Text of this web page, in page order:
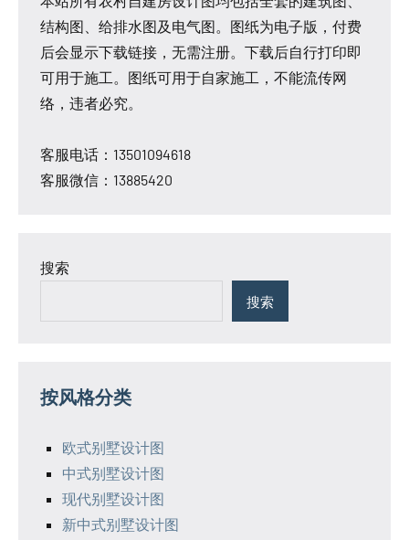
结构图、给排水图及电气图。图纸为电子版，付费
后会显示下载链接，无需注册。下载后自行打印即
可用于施工。图纸可用于自家施工，不能流传网
络，违者必究。
客服电话：13501094618
客服微信：13885420
搜索
搜索
按风格分类
欧式别墅设计图
中式别墅设计图
现代别墅设计图
新中式别墅设计图